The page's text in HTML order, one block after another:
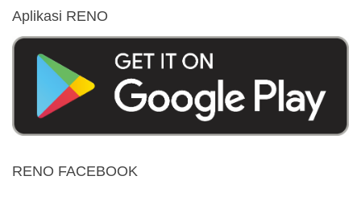
Aplikasi RENO
RENO FACEBOOK